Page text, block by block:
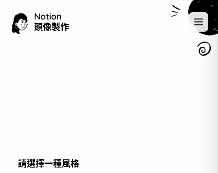
Notion
頭像製作
請選擇一種風格